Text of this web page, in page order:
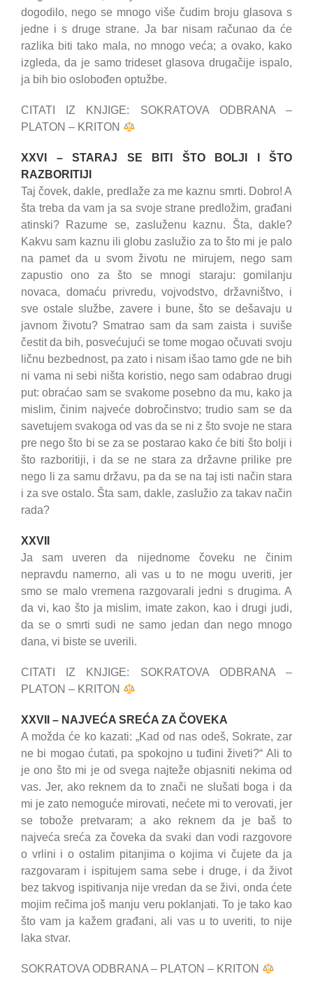
dogodilo, nego se mnogo više čudim broju glasova s
jedne i s druge strane. Ja bar nisam računao da će
razlika biti tako mala, no mnogo veća; a ovako, kako
izgleda, da je samo trideset glasova drugačije ispalo,
ja bih bio oslobođen optužbe.
CITATI IZ KNJIGE: SOKRATOVA ODBRANA –
PLATON – KRITON
XXVI – STARAJ SE BITI ŠTO BOLJI I ŠTO
RAZBORITIJI
Taj čovek, dakle, predlaže za me kaznu smrti. Dobro! A
šta treba da vam ja sa svoje strane predložim, građani
atinski? Razume se, zasluženu kaznu. Šta, dakle?
Kakvu sam kaznu ili globu zaslužio za to što mi je palo
na pamet da u svom životu ne mirujem, nego sam
zapustio ono za što se mnogi staraju: gomilanju
novaca, domaću privredu, vojvodstvo, državništvo, i
sve ostale službe, zavere i bune, što se dešavaju u
javnom životu? Smatrao sam da sam zaista i suviše
čestit da bih, posvećujući se tome mogao očuvati svoju
ličnu bezbednost, pa zato i nisam išao tamo gde ne bih
ni vama ni sebi ništa koristio, nego sam odabrao drugi
put: obraćao sam se svakome posebno da mu, kako ja
mislim, činim najveće dobročinstvo; trudio sam se da
savetujem svakoga od vas da se ni z što svoje ne stara
pre nego što bi se za se postarao kako će biti što bolji i
što razboritiji, i da se ne stara za državne prilike pre
nego li za samu državu, pa da se na taj isti način stara
i za sve ostalo. Šta sam, dakle, zaslužio za takav način
rada?
XXVII
Ja sam uveren da nijednome čoveku ne činim
nepravdu namerno, ali vas u to ne mogu uveriti, jer
smo se malo vremena razgovarali jedni s drugima. A
da vi, kao što ja mislim, imate zakon, kao i drugi judi,
da se o smrti sudi ne samo jedan dan nego mnogo
dana, vi biste se uverili.
CITATI IZ KNJIGE: SOKRATOVA ODBRANA –
PLATON – KRITON
XXVII – NAJVEĆA SREĆA ZA ČOVEKA
A možda će ko kazati: „Kad od nas odeš, Sokrate, zar
ne bi mogao ćutati, pa spokojno u tuđini živeti?“ Ali to
je ono što mi je od svega najteže objasniti nekima od
vas. Jer, ako reknem da to znači ne slušati boga i da
mi je zato nemoguće mirovati, nećete mi to verovati, jer
se tobože pretvaram; a ako reknem da je baš to
najveća sreća za čoveka da svaki dan vodi razgovore
o vrlini i o ostalim pitanjima o kojima vi čujete da ja
razgovaram i ispitujem sama sebe i druge, i da život
bez takvog ispitivanja nije vredan da se živi, onda ćete
mojim rečima još manju veru poklanjati. To je tako kao
što vam ja kažem građani, ali vas u to uveriti, to nije
laka stvar.
SOKRATOVA ODBRANA – PLATON – KRITON